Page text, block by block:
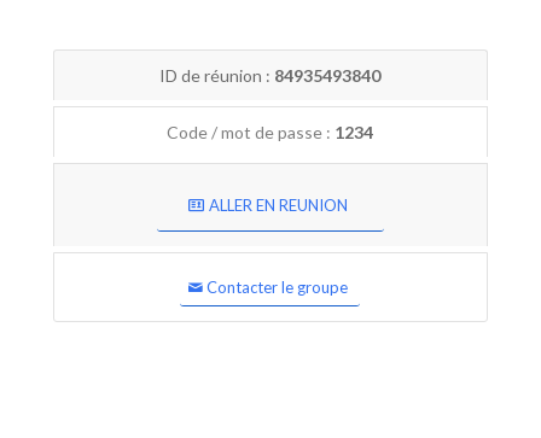
ID de réunion : 84935493840
Code / mot de passe : 1234
ALLER EN REUNION
Contacter le groupe